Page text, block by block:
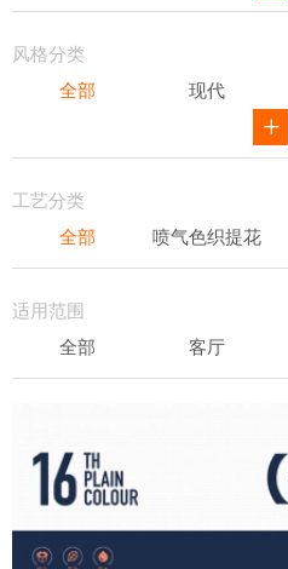
风格分类
全部
现代
工艺分类
全部
喷气色织提花
适用范围
全部
客厅